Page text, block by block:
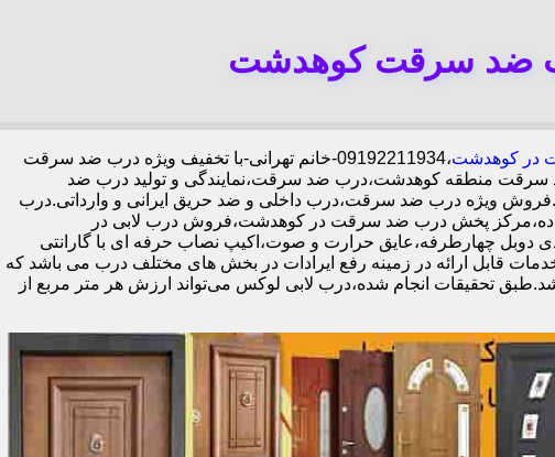
ضد سرقت کوهدشت
در کوهدشت
،09192211934-خانم تهرانی-با تخفیف ویژه درب ضد سرقت
سرقت منطقه کوهدشت،درب ضد سرقت،نمایندگی و تولید درب ضد
ویژه درب ضد سرقت،درب داخلی و ضد حریق ایرانی و وارداتی.درب
پخش درب ضد سرقت در کوهدشت،فروش درب لابی در
از کارخانه قفل گاوصندوقی کاله،ضد برش و ضد دیلم 100% وارداتی،ورق فولادی دوبل چهارطرفه،عایق حرارت و صوت،اکیپ نصاب حرفه ای با گارانتی
از جمله خدمات قابل ارائه در زمینه رفع ایرادات در بخش های مختلف درب می باشد که
تحقیقات انجام شده،درب لابی لوکس می‌تواند ارزش هر متر مربع از